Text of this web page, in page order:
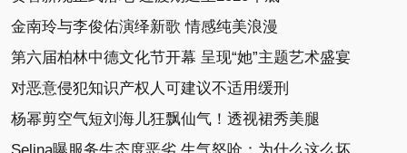
金南玲与李俊佑演绎新歌 情感纯美浪漫
第六届柏林中德文化节开幕 呈现“她”主题艺术盛宴
对恶意侵犯知识产权人可建议不适用缓刑
杨幂剪空气短刘海儿狂飘仙气！透视裙秀美腿